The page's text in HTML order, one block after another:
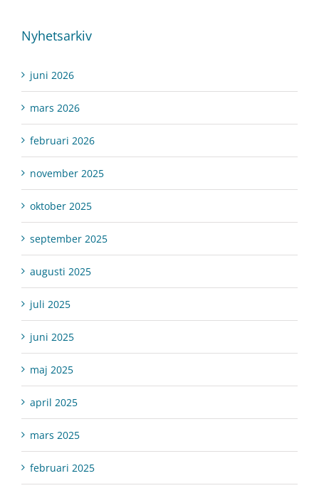
Nyhetsarkiv
juni 2026
mars 2026
februari 2026
november 2025
oktober 2025
september 2025
augusti 2025
juli 2025
juni 2025
maj 2025
april 2025
mars 2025
februari 2025